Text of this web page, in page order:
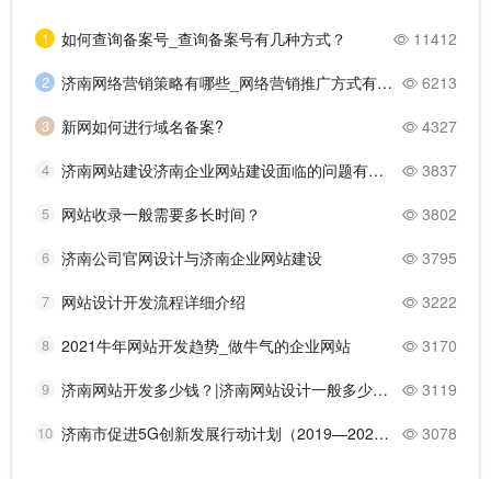
1 11412
如何查询备案号_查询备案号有几种方式？
2 6213
济南网络营销策略有哪些_网络营销推广方式有哪些？
3 4327
新网如何进行域名备案?
4 3837
济南网站建设济南企业网站建设面临的问题有哪些？
5 3802
网站收录一般需要多长时间？
6 3795
济南公司官网设计与济南企业网站建设
7 3222
网站设计开发流程详细介绍
8 3170
2021牛年网站开发趋势_做牛气的企业网站
9 3119
济南网站开发多少钱？|济南网站设计一般多少钱？
10 3078
济南市促进5G创新发展行动计划（2019—2021年）的主要任务